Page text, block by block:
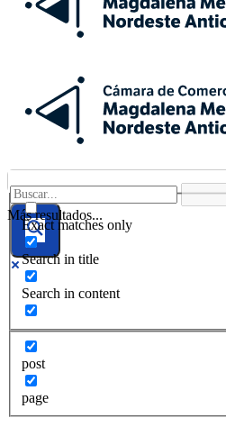
Más resultados...
Exact matches only
Search in title
Search in content
post
page